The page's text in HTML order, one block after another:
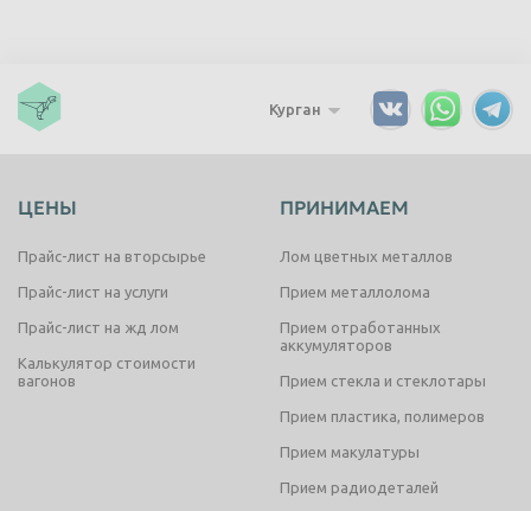
Курган
ЦЕНЫ
Прайс-лист на вторсырье
Прайс-лист на услуги
Прайс-лист на жд лом
Калькулятор стоимости
вагонов
ПРИНИМАЕМ
Лом цветных металлов
Прием металлолома
Прием отработанных
аккумуляторов
Прием стекла и стеклотары
Прием пластика, полимеров
Прием макулатуры
Прием радиодеталей